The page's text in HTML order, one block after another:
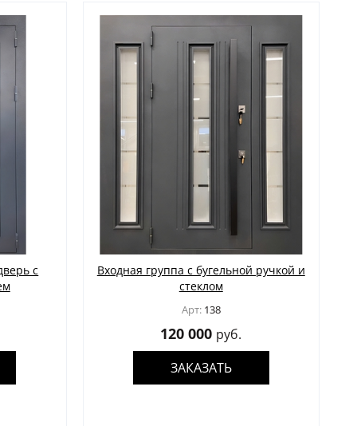
с
Входная группа с бугельной ручкой и
стеклом
Арт:138
120 000 руб.
ЗАКАЗАТЬ